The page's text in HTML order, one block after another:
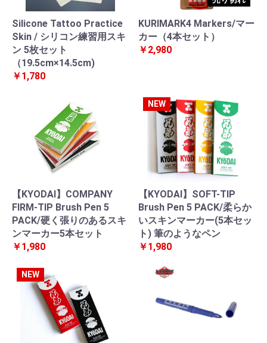
Silicone Tattoo Practice
Skin / シリコン練習用スキ
ン 5枚セット
（19.5cm×14.5cm)
￥1,780
KURIMARK4 Markers/マー
カー（4本セット）
￥2,980
【KYODAI】COMPANY
FIRM-TIP Brush Pen 5
PACK/硬く張りのあるスキ
ンマーカー5本セット
￥1,980
NEW
【KYODAI】SOFT-TIP
Brush Pen 5 PACK/柔らか
いスキンマーカー(5本セッ
ト) 筆のようなペン
￥1,980
NEW